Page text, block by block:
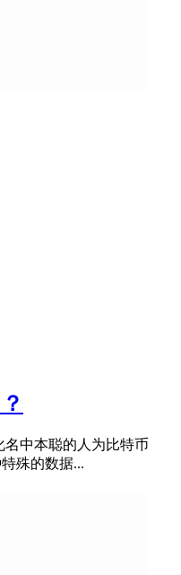
中本聪的人为比特币
殊的数据...